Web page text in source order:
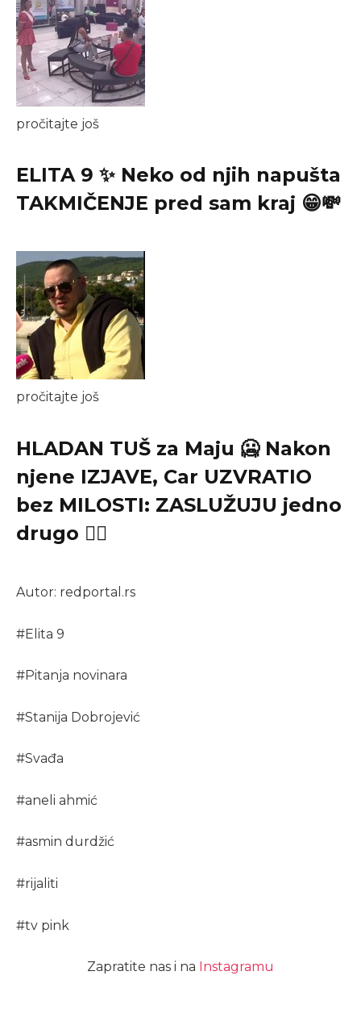
pročitajte još
ELITA 9 ✨ Neko od njih napušta
TAKMIČENJE pred sam kraj 😁💸
pročitajte još
HLADAN TUŠ za Maju 🥶 Nakon
njene IZJAVE, Car UZVRATIO
bez MILOSTI: ZASLUŽUJU jedno
drugo ✋🏻
Autor: redportal.rs
#Elita 9
#Pitanja novinara
#Stanija Dobrojević
#Svađa
#aneli ahmić
#asmin durdžić
#rijaliti
#tv pink
Zapratite nas i na Instagramu